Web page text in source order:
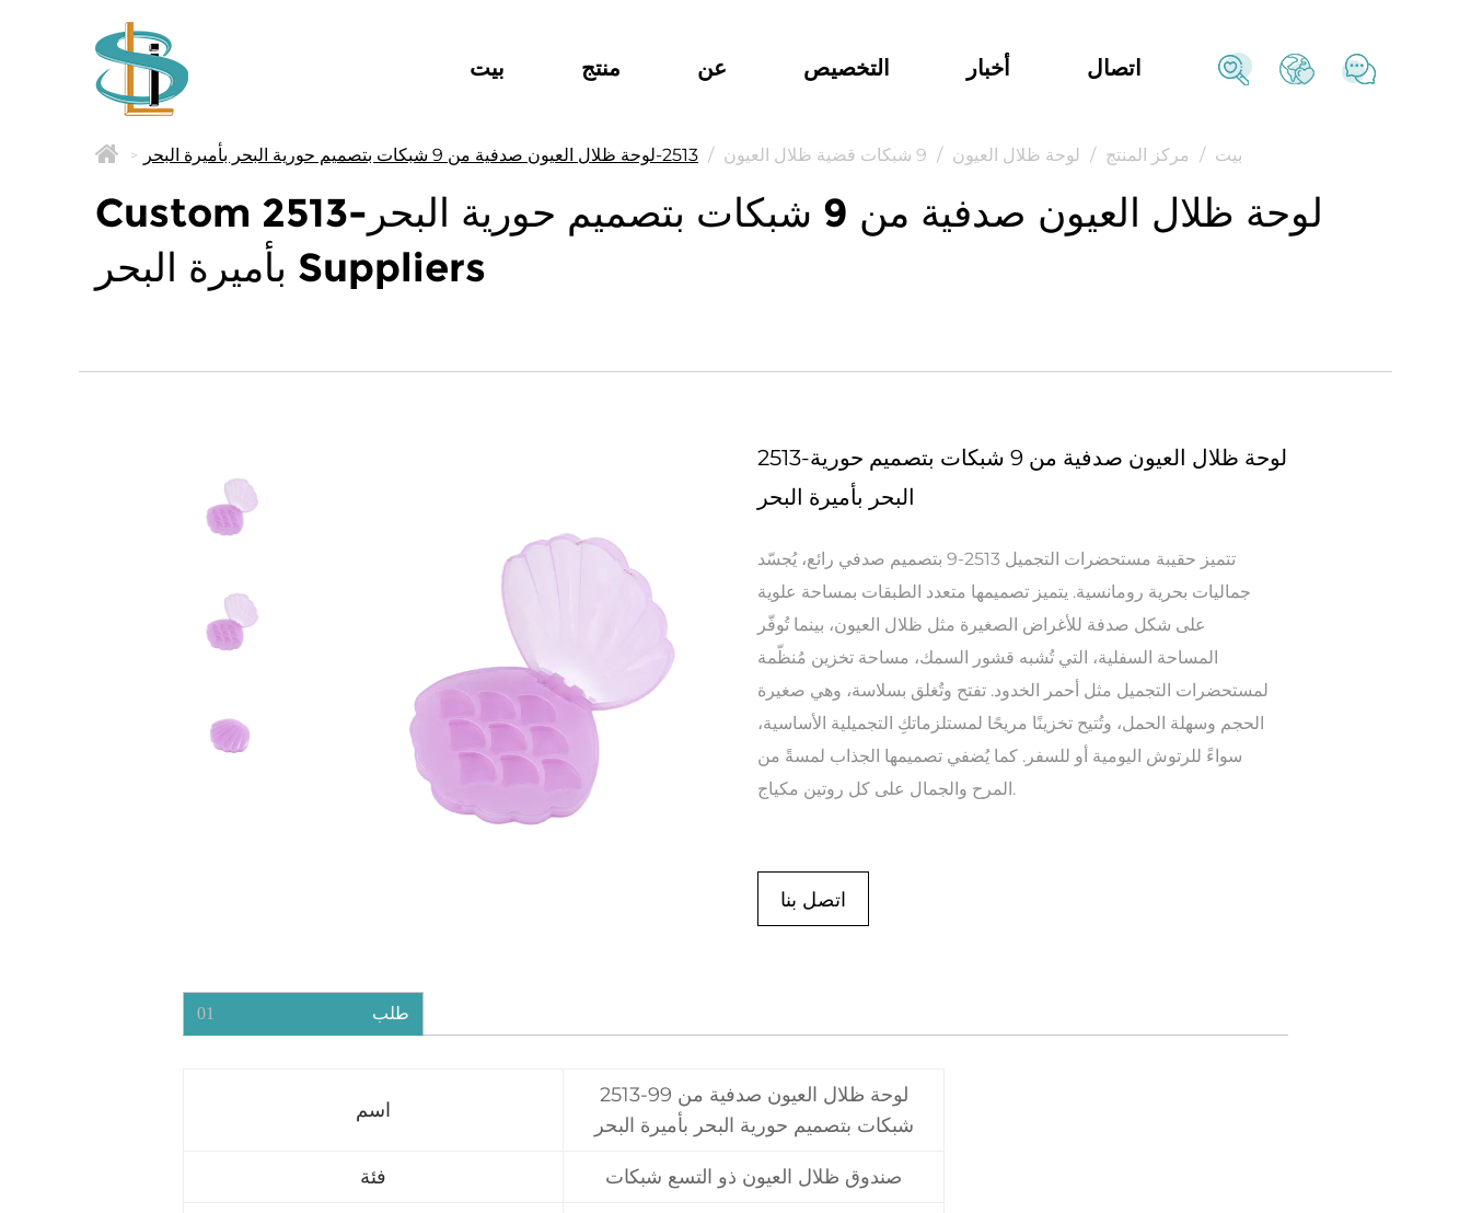
بيت منتج عن التخصيص أخبار اتصال
> بيت / مركز المنتج / لوحة ظلال العيون / 9 شبكات قضية ظلال العيون / 2513-لوحة ظلال العيون صدفية من 9 شبكات بتصميم حورية البحر بأميرة البحر
Custom 2513-لوحة ظلال العيون صدفية من 9 شبكات بتصميم حورية البحر
بأميرة البحر Suppliers
2513-لوحة ظلال العيون صدفية من 9 شبكات بتصميم حورية
البحر بأميرة البحر
تتميز حقيبة مستحضرات التجميل 2513-9 بتصميم صدفي رائع، يُجسّد
جماليات بحرية رومانسية. يتميز تصميمها متعدد الطبقات بمساحة علوية
على شكل صدفة للأغراض الصغيرة مثل ظلال العيون، بينما تُوفّر
المساحة السفلية، التي تُشبه قشور السمك، مساحة تخزين مُنظّمة
لمستحضرات التجميل مثل أحمر الخدود. تفتح وتُغلق بسلاسة، وهي صغيرة
الحجم وسهلة الحمل، وتُتيح تخزينًا مريحًا لمستلزماتكِ التجميلية الأساسية،
سواءً للرتوش اليومية أو للسفر. كما يُضفي تصميمها الجذاب لمسةً من
المرح والجمال على كل روتين مكياج.
اتصل بنا
01 طلب
اسم
2513-9لوحة ظلال العيون صدفية من 9
شبكات بتصميم حورية البحر بأميرة البحر
فئة صندوق ظلال العيون ذو التسع شبكات